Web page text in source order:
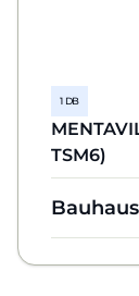
1 DB
TSM6)
Bauhaus